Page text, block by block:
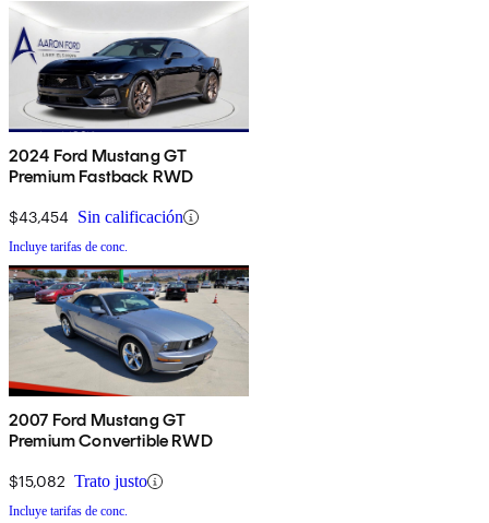
2024 Ford Mustang GT
Premium Fastback RWD
$43,454 Sin calificación
Incluye tarifas de conc.
2007 Ford Mustang GT
Premium Convertible RWD
$15,082 Trato justo
Incluye tarifas de conc.